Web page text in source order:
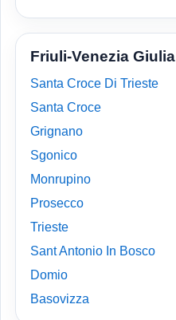
Friuli-Venezia Giulia
Santa Croce Di Trieste
Santa Croce
Grignano
Sgonico
Monrupino
Prosecco
Trieste
Sant Antonio In Bosco
Domio
Basovizza